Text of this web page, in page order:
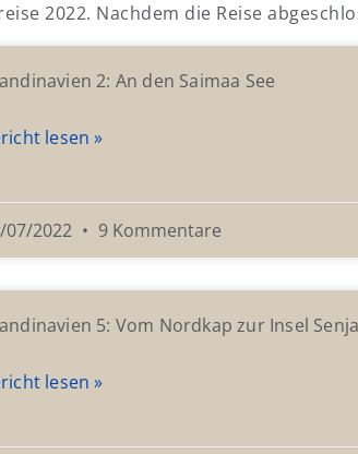
2022. Nachdem die Reise
2: An den Saimaa See
lesen »
07/2022 9 Kommentare
5: Vom Nordkap zur Insel Senja
lesen »